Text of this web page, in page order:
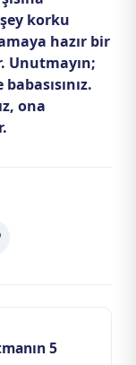
korku
hazır bir
Unutmayın;
ona
5